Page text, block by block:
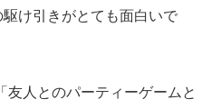
け引きがとても面白いで
友人とのパーティーゲームと